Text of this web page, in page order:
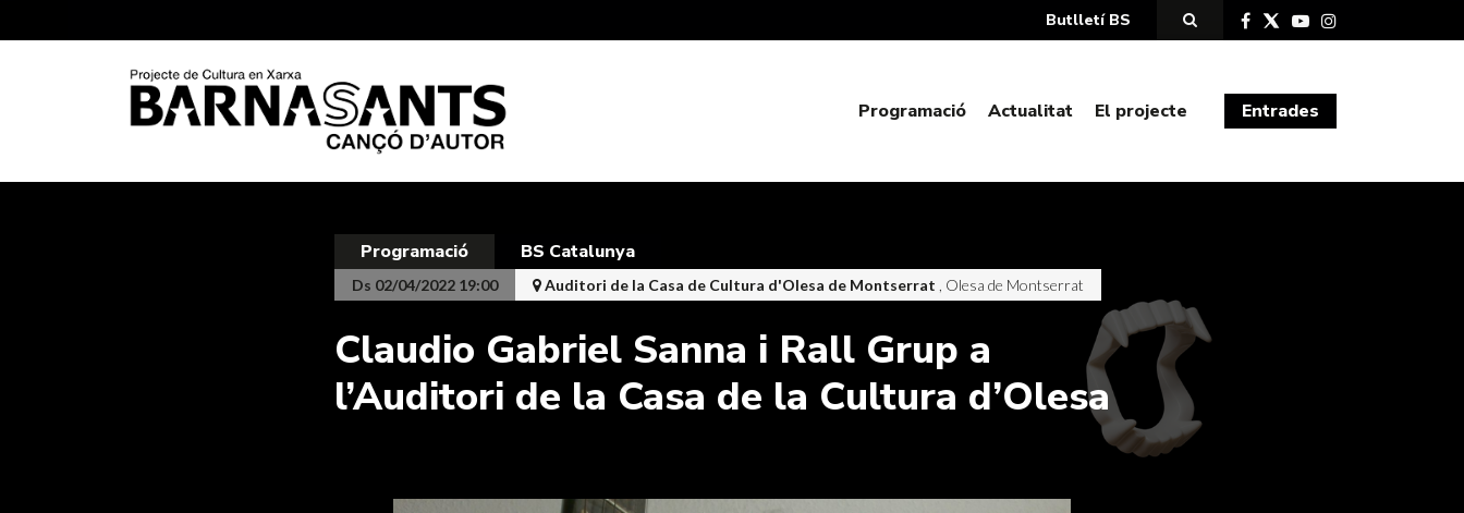
Butlletí BS
Programació Actualitat El projecte Entrades
Programació BS Catalunya
Ds 02/04/2022 19:00 Auditori de la Casa de Cultura d'Olesa de Montserrat , Olesa de Montserrat
Claudio Gabriel Sanna i Rall Grup a
l’Auditori de la Casa de la Cultura d’Olesa